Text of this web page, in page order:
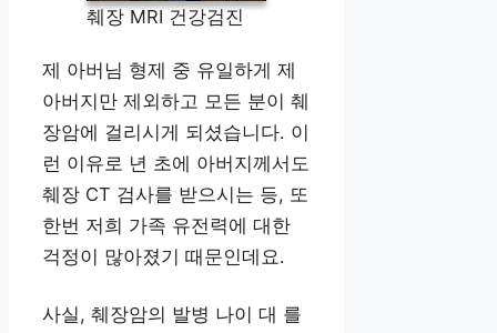
췌장 MRI 건강검진
제 아버님 형제 중 유일하게 제
아버지만 제외하고 모든 분이 췌
장암에 걸리시게 되셨습니다. 이
런 이유로 년 초에 아버지께서도
췌장 CT 검사를 받으시는 등, 또
한번 저희 가족 유전력에 대한
걱정이 많아졌기 때문인데요.
사실, 췌장암의 발병 나이 대 를